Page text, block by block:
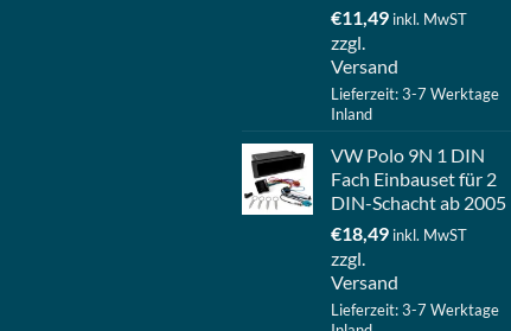
€11,49 inkl. MwST
zzgl.
Versand
Lieferzeit: 3-7 Werktage
Inland
VW Polo 9N 1 DIN
Fach Einbauset für 2
DIN-Schacht ab 2005
€18,49 inkl. MwST
zzgl.
Versand
Lieferzeit: 3-7 Werktage